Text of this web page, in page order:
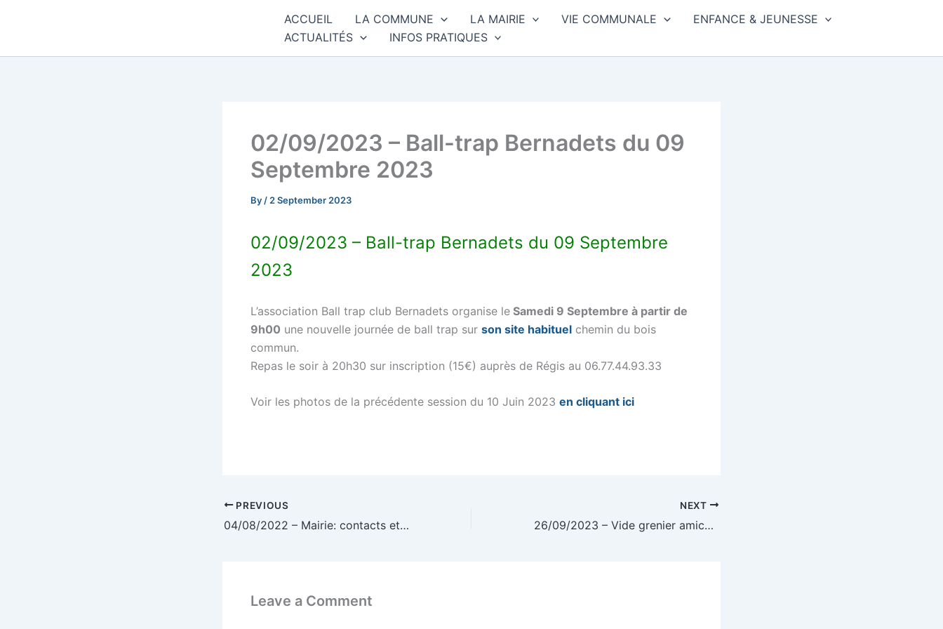
ACCUEIL LA COMMUNE LA MAIRIE VIE COMMUNALE
ENFANCE & JEUNESSE
ACTUALITÉS
INFOS PRATIQUES
02/09/2023 – Ball-trap Bernadets du 09
Septembre 2023
By / 2 September 2023
02/09/2023 – Ball-trap Bernadets du 09 Septembre
2023
L’association Ball trap club Bernadets organise le Samedi 9 Septembre à partir de
9h00 une nouvelle journée de ball trap sur son site habituel chemin du bois
commun.
Repas le soir à 20h30 sur inscription (15€) auprès de Régis au 06.77.44.93.33
Voir les photos de la précédente session du 10 Juin 2023 en cliquant ici
PREVIOUS
04/08/2022 – Mairie: contacts et fermeture été 2023 (Août/Septembre)
NEXT
26/09/2023 – Vide grenier amicale laïque Bernadets
Leave a Comment